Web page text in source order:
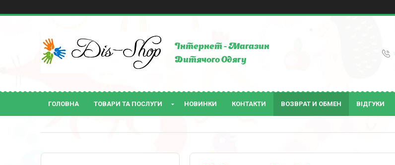
Інтернет - Магазин
Дитячого Одягу
ГОЛОВНА ТОВАРИ ТА ПОСЛУГИ НОВИНКИ КОНТАКТИ ВОЗВРАТ И ОБМЕН ВІДГУКИ